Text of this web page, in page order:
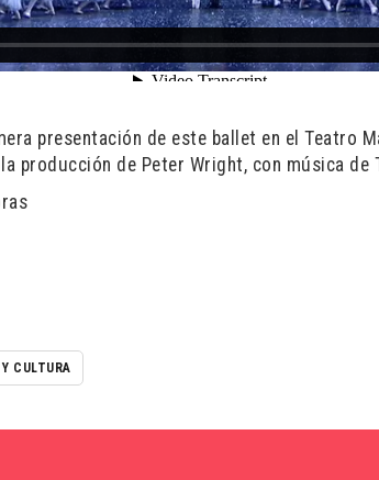
presentación de este ballet en el Teatro
producción de Peter Wright, con música de
CULTURA